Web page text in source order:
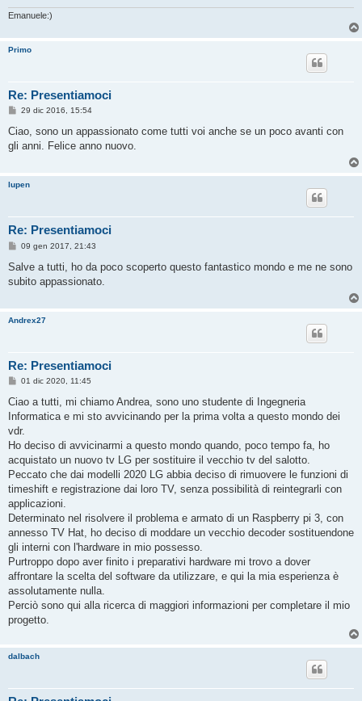
Emanuele:)
Primo
Re: Presentiamoci
M
s
a
i
o
29 dic 2016, 15:54
Ciao, sono un appassionato come tutti voi anche se un poco avanti con
gli anni. Felice anno nuovo.
lupen
Re: Presentiamoci
M
s
a
o
09 gen 2017, 21:43
Salve a tutti, ho da poco scoperto questo fantastico mondo e me ne sono
subito appassionato.
Andrex27
Re: Presentiamoci
M
s
a
g
i
o
01 dic 2020, 11:45
Ciao a tutti, mi chiamo Andrea, sono uno studente di Ingegneria
Informatica e mi sto avvicinando per la prima volta a questo mondo dei
vdr.
Ho deciso di avvicinarmi a questo mondo quando, poco tempo fa, ho
acquistato un nuovo tv LG per sostituire il vecchio tv del salotto.
Peccato che dai modelli 2020 LG abbia deciso di rimuovere le funzioni di
timeshift e registrazione dai loro TV, senza possibilità di reintegrarli con
applicazioni.
Determinato nel risolvere il problema e armato di un Raspberry pi 3, con
annesso TV Hat, ho deciso di moddare un vecchio decoder sostituendone
gli interni con l'hardware in mio possesso.
Purtroppo dopo aver finito i preparativi hardware mi trovo a dover
affrontare la scelta del software da utilizzare, e qui la mia esperienza è
assolutamente nulla.
Perciò sono qui alla ricerca di maggiori informazioni per completare il mio
progetto.
dalbach